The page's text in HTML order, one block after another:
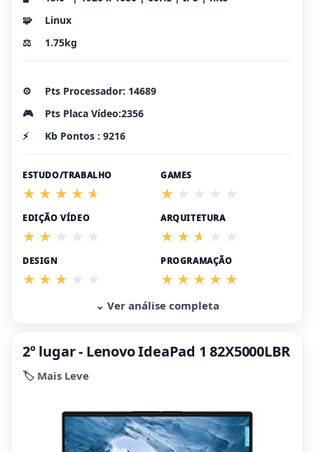
🧩
Linux
⚖️
1.75kg
⚙️
Pts Processador: 14689
🎮
Pts Placa Vídeo:2356
⚡
Kb Pontos : 9216
ESTUDO/TRABALHO GAMES
EDIÇÃO VÍDEO ARQUITETURA
DESIGN PROGRAMAÇÃO
⌄ Ver análise completa
2º lugar - Lenovo IdeaPad 1 82X5000LBR
🏷️ Mais Leve